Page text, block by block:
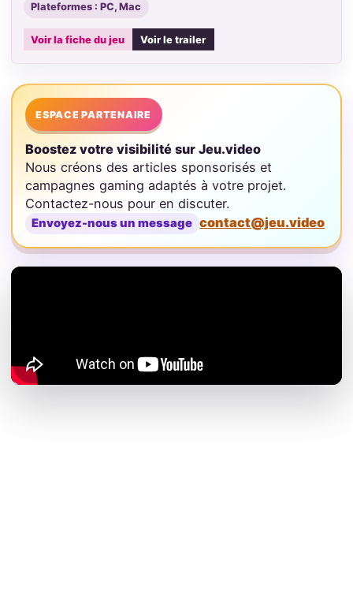
Plateformes : PC, Mac
Voir la fiche du jeu Voir le trailer
ESPACE PARTENAIRE
Boostez votre visibilité sur Jeu.video
Nous créons des articles sponsorisés et
campagnes gaming adaptés à votre projet.
Contactez-nous pour en discuter.
Envoyez-nous un message contact@jeu.video